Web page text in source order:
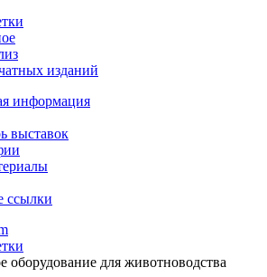
изданий
информация
выставок
ссылки
оборудование для животноводства